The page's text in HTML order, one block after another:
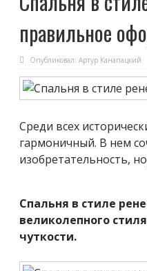
правильное
Опубликовал: Артур Канапацкий
Среди всех
гармоничный. В нем
изобретательность,
Спальня в стиле
великолепного
чуткости.